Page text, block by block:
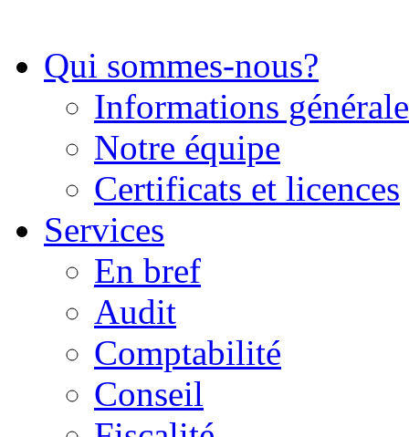
Qui sommes-nous?
Informations
Notre équipe
Certificats et licences
Services
En bref
Audit
Comptabilité
Conseil